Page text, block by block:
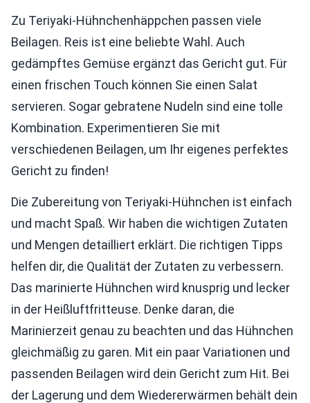
Zu Teriyaki-Hühnchenhäppchen passen viele
Beilagen. Reis ist eine beliebte Wahl. Auch
gedämpftes Gemüse ergänzt das Gericht gut. Für
einen frischen Touch können Sie einen Salat
servieren. Sogar gebratene Nudeln sind eine tolle
Kombination. Experimentieren Sie mit
verschiedenen Beilagen, um Ihr eigenes perfektes
Gericht zu finden!
Die Zubereitung von Teriyaki-Hühnchen ist einfach
und macht Spaß. Wir haben die wichtigen Zutaten
und Mengen detailliert erklärt. Die richtigen Tipps
helfen dir, die Qualität der Zutaten zu verbessern.
Das marinierte Hühnchen wird knusprig und lecker
in der Heißluftfritteuse. Denke daran, die
Marinierzeit genau zu beachten und das Hühnchen
gleichmäßig zu garen. Mit ein paar Variationen und
passenden Beilagen wird dein Gericht zum Hit. Bei
der Lagerung und dem Wiedererwärmen behält dein